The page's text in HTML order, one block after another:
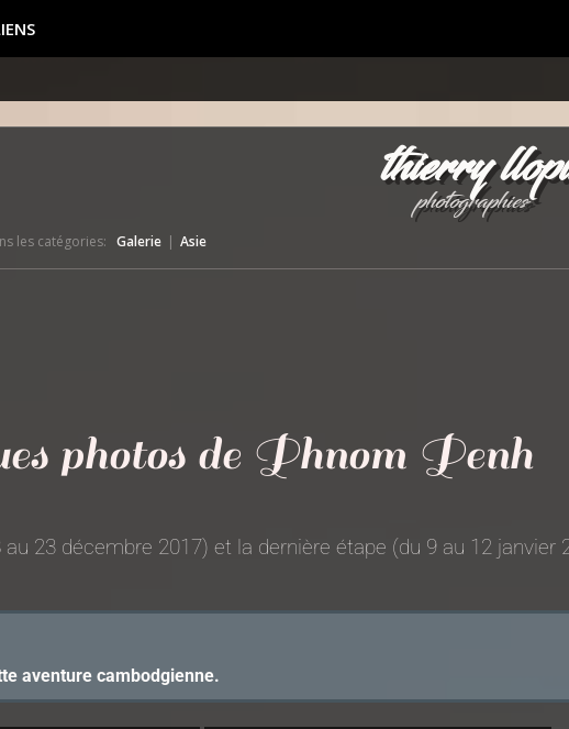
thierry
photographies
les catégories: Galerie | Asie
photos de Phnom Penh
23 décembre 2017) et la dernière étape (du 9 au 12 janvier
aventure cambodgienne.